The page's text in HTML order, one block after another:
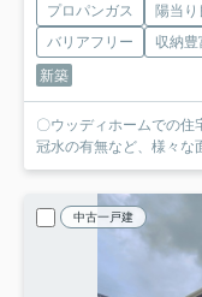
プロパンガス 陽当り
バリアフリー
収納豊
新築
〇ウッディホームでの住宅探しは？ ■構造の耐震
冠水の有無など、様々な
中古一戸建